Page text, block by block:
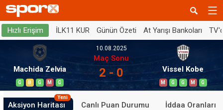
Hızlı Erişim İLK11 KUR Günün Özeti At Yarışı Bankoları
Machida Zelvia
G B G M G
10.08.2025
Maç Sonu
2 - 0 Vissel Kobe
M G G M G
Aksiyon Haritası
Yeni
Canlı Puan Durumu İddaa Oranları